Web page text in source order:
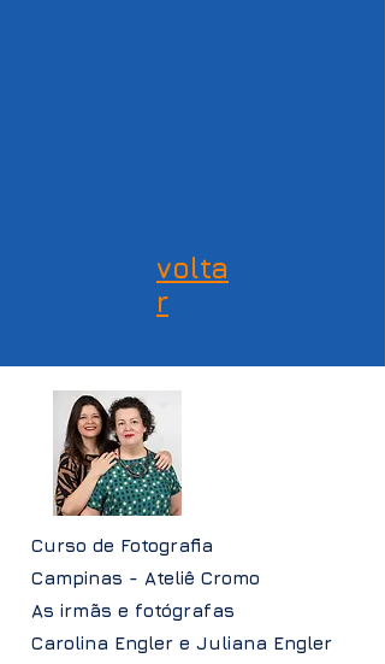
volta
r
Curso de Fotografia
Campinas - Ateliê Cromo
As irmãs e fotógrafas
Carolina Engler e Juliana Engler